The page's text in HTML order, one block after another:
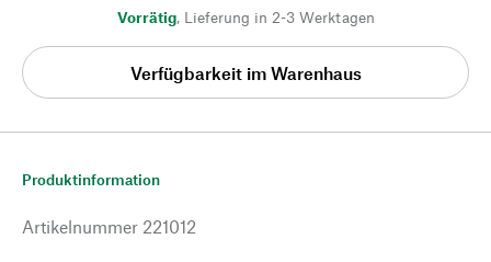
Vorrätig, Lieferung in 2-3 Werktagen
Verfügbarkeit im Warenhaus
Produktinformation
Artikelnummer 221012